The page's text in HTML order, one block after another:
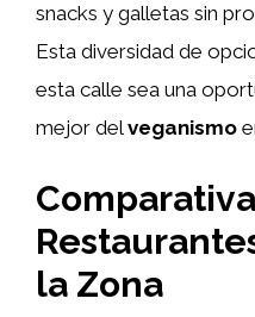
snacks y galletas sin
Esta diversidad de
esta calle sea una
mejor delveganismo
la Zona